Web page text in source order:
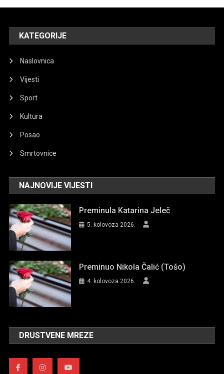
KATEGORIJE
Naslovnica
Vijesti
Sport
Kultura
Posao
Smrtovnice
NAJNOVIJE VIJESTI
Preminula Katarina Jeleč
5. kolovoza 2026.
Preminuo Nikola Čalić (Tošo)
4. kolovoza 2026.
DRUSTVENE MREZE